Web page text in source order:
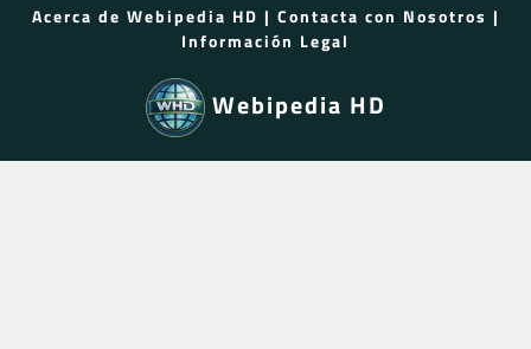
Acerca de Webipedia HD | Contacta con Nosotros |
Información Legal
Webipedia HD